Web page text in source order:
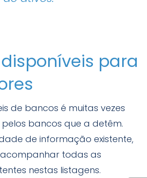
para
de bancos é muitas vezes
bancos que a detêm.
de informação existente,
todas as
nestas listagens.